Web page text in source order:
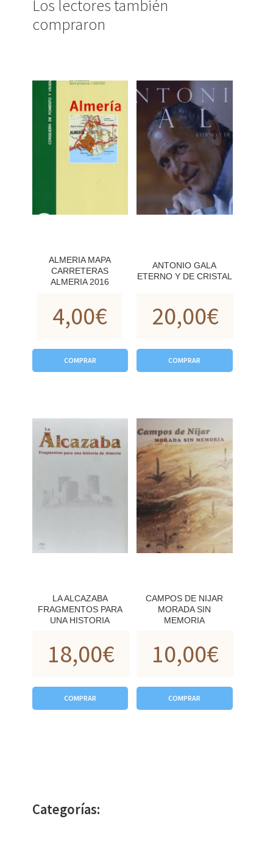
Los lectores también
compraron
ALMERIA MAPA
CARRETERAS
ALMERIA 2016
4,00€
COMPRAR
ANTONIO GALA
ETERNO Y DE CRISTAL
20,00€
COMPRAR
LA ALCAZABA
FRAGMENTOS PARA
UNA HISTORIA
18,00€
COMPRAR
CAMPOS DE NIJAR
MORADA SIN
MEMORIA
10,00€
COMPRAR
Categorías: